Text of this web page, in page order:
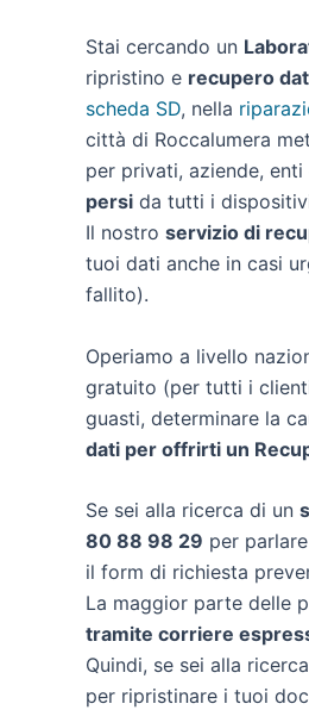
Stai cercando un
ripristino e recupero
scheda SD, nella
città di Roccalumera
per privati, aziende,
persi da tutti i
Il nostro servizio di
tuoi dati anche in casi
fallito).
Operiamo a livello
gratuito (per tutti i
guasti, determinare la
dati per offrirti un
Se sei alla ricerca di un
80 88 98 29 per
il form di richiesta
La maggior parte delle
tramite corriere
Quindi, se sei alla
per ripristinare i tuoi